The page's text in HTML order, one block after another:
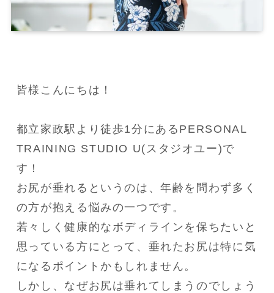
皆様こんにちは！
都立家政駅より徒歩1分にあるPERSONAL
TRAINING STUDIO U(スタジオユー)で
す！
お尻が垂れるというのは、年齢を問わず多く
の方が抱える悩みの一つです。
若々しく健康的なボディラインを保ちたいと
思っている方にとって、垂れたお尻は特に気
になるポイントかもしれません。
しかし、なぜお尻は垂れてしまうのでしょう